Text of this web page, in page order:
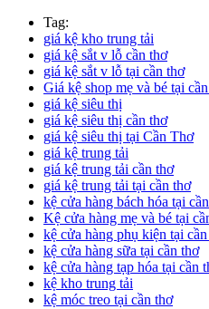
Tag:
giá kệ kho trung tải
giá kệ sắt v lỗ cần thơ
giá kệ sắt v lỗ tại cần thơ
Giá kệ shop mẹ và bé tại
giá kệ siêu thị
giá kệ siêu thị cần thơ
giá kệ siêu thị tại Cần Thơ
giá kệ trung tải
giá kệ trung tải cần thơ
giá kệ trung tải tại cần thơ
kệ cửa hàng bách hóa tại
Kệ cửa hàng mẹ và bé tại
kệ cửa hàng phụ kiện tại
kệ cửa hàng sữa tại cần thơ
kệ cửa hàng tạp hóa tại cần
kệ kho trung tải
kệ móc treo tại cần thơ